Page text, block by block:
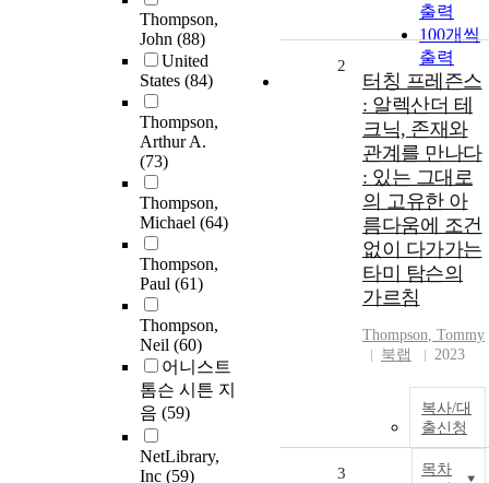
Thompson,
John (88)
United
States (84)
Thompson,
Arthur A.
(73)
Thompson,
Michael (64)
Thompson,
Paul (61)
Thompson,
Neil (60)
어니스트
톰슨 시튼 지
음 (59)
NetLibrary,
Inc (59)
출력
100개씩
출력
2
터칭 프레즌스
: 알렉산더 테
크닉, 존재와
관계를 만나다
: 있는 그대로
의 고유한 아
름다움에 조건
없이 다가가는
타미 탐슨의
가르침
Thompson, Tommy
북랩
2023
복사/대
출신청
목차
3